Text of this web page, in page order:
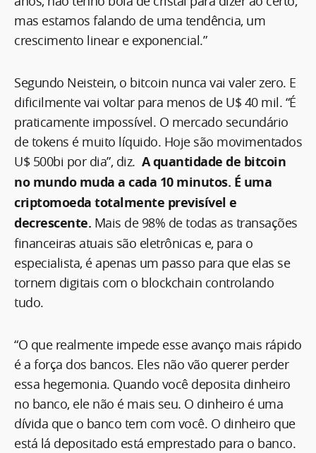
mas estamos falando de uma tendência, um
crescimento linear e exponencial.”
Segundo Neistein, o bitcoin nunca vai valer zero. E
dificilmente vai voltar para menos de U$ 40 mil. “É
praticamente impossível. O mercado secundário
de tokens é muito líquido. Hoje são movimentados
U$ 500bi por dia”, diz. A quantidade de bitcoin
no mundo muda a cada 10 minutos. É uma
criptomoeda totalmente previsível e
decrescente. Mais de 98% de todas as transações
financeiras atuais são eletrônicas e, para o
especialista, é apenas um passo para que elas se
tornem digitais com o blockchain controlando
tudo.
“O que realmente impede esse avanço mais rápido
é a força dos bancos. Eles não vão querer perder
essa hegemonia. Quando você deposita dinheiro
no banco, ele não é mais seu. O dinheiro é uma
dívida que o banco tem com você. O dinheiro que
está lá depositado está emprestado para o banco.